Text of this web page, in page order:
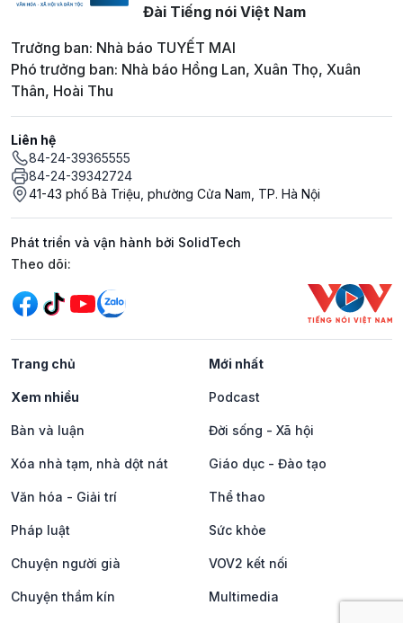
Đài Tiếng nói Việt Nam
Trưởng ban: Nhà báo TUYẾT MAI
Phó trưởng ban: Nhà báo Hồng Lan, Xuân Thọ, Xuân
Thân, Hoài Thu
Liên hệ
84-24-39365555
84-24-39342724
41-43 phố Bà Triệu, phường Cửa Nam, TP. Hà Nội
Phát triển và vận hành bởi SolidTech
Mạng xã hội
Theo dõi:
Trang chủ Mới nhất
Xem nhiều Podcast
Bàn và luận Đời sống - Xã hội
Xóa nhà tạm, nhà dột nát Giáo dục - Đào tạo
Văn hóa - Giải trí Thể thao
Pháp luật Sức khỏe
Chuyện người già VOV2 kết nối
Chuyện thầm kín Multimedia